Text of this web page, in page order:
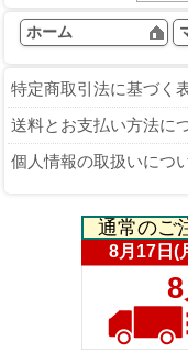
ホーム
特定商取引法に基づく
送料とお支払い方法に
個人情報の取扱いにつ
通常のご